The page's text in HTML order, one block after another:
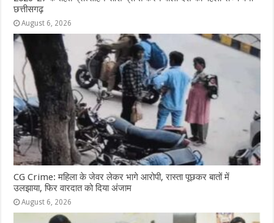
छत्तीसगढ़
August 6, 2026
CG Crime: महिला के जेवर लेकर भागे आरोपी, रास्ता पूछकर बातों में
उलझाया, फिर वारदात को दिया अंजाम
August 6, 2026